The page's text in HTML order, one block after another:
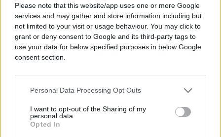
Please note that this website/app uses one or more Google
services and may gather and store information including but
not limited to your visit or usage behaviour. You may click to
grant or deny consent to Google and its third-party tags to
use your data for below specified purposes in below Google
consent section.
Personal Data Processing Opt Outs
I want to opt-out of the Sharing of my
personal data.
Opted In
Krpa mora biti suha. Mokra krpa klizi i ne hvata
pokožicu kako treba. Pamuk je bolji od mikrofibera
jer ima grublja vlakna. Stara kuhinjska krpa često
radi posao bolje od novih proizvoda iz trgovine.
Također, nemojte guliti mladi krompir unaprijed. On
vrlo brzo potamni na zraku i izgubi svoju lijepu
žućkastobijelu boju. Očistite ga neposredno prije
kuhanja ili ga, ako baš morate ranije pripremiti,
držite u hladnoj vodi s nekoliko kapi sirćeta.